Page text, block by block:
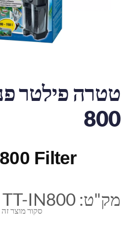
800
Filter
סקור מוצר זה
מק"ט: TT-IN800